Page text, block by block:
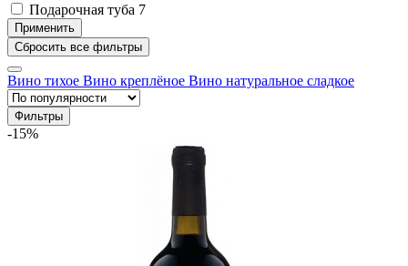
Подарочная туба 7
Вино тихое Вино креплёное Вино натуральное сладкое
Фильтры
-15%